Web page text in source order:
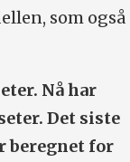
som også
Nå har
Det siste
beregnet for